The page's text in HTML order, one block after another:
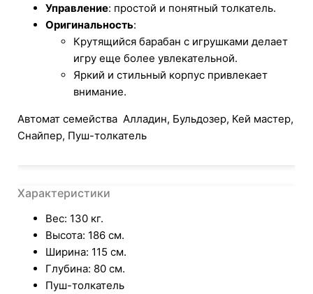
Управление: простой и понятный толкатель.
Оригинальность:
Крутящийся барабан с игрушками делает
игру еще более увлекательной.
Яркий и стильный корпус привлекает
внимание.
Автомат семейства Алладин, Бульдозер, Кей мастер,
Снайпер, Пуш-толкатель
Характеристики
Вес: 130 кг.
Высота: 186 см.
Ширина: 115 см.
Глубина: 80 см.
Пуш-толкатель